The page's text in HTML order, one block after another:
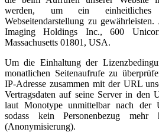
werden, um ein
Webseitendarstellung zu
Imaging Holdings Inc., 600
Massachusetts 01801, USA.
Um die Einhaltung der
monatlichen Seitenaufrufe zu
IP-Adresse zusammen mit der URL
Vertragsdaten auf seine Server in den
laut Monotype unmittelbar nach der
sodass kein Personenbezug mehr
(Anonymisierung).